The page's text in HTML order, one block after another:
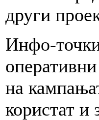
други
Инфо-
на
користат и